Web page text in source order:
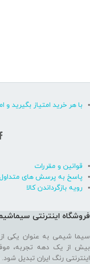
با هر خرید امتیاز بگیرید و
قوانین و مقررات
پاسخ به پرسش های
رویه بازگرداندن کالا
فروشگاه اینترنتی
سیما شیمی به عنوان یکی
بیش از یک دهه تجربه،
اینترنتی رنگ ایران تبدیل